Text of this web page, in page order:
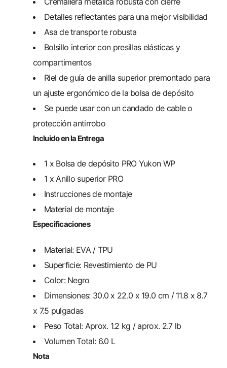
Detalles reflectantes para una mejor visibilidad
Asa de transporte robusta
Bolsillo interior con presillas elásticas y
compartimentos
Riel de guía de anilla superior premontado para
un ajuste ergonómico de la bolsa de depósito
Se puede usar con un candado de cable o
protección antirrobo
Incluido en la Entrega
1 x Bolsa de depósito PRO Yukon WP
1 x Anillo superior PRO
Instrucciones de montaje
Material de montaje
Especificaciones
Material: EVA / TPU
Superficie: Revestimiento de PU
Color: Negro
Dimensiones: 30.0 x 22.0 x 19.0 cm / 11.8 x 8.7
x 7.5 pulgadas
Peso Total: Aprox. 1.2 kg / aprox. 2.7 lb
Volumen Total: 6.0 L
Nota